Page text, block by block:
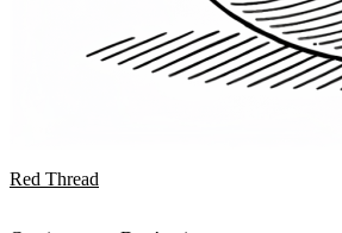
Red Thread